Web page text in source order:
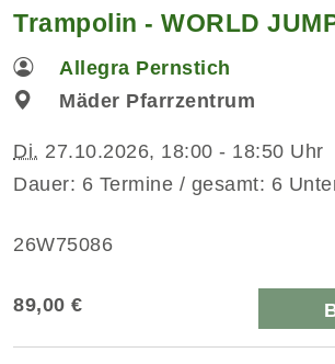
Trampolin - WORLD
Allegra Pernstich
Mäder Pfarrzentrum
Di. 27.10.2026, 18:00 - 18:50 Uhr
Dauer: 6 Termine / gesamt: 6
26W75086
89,00 €